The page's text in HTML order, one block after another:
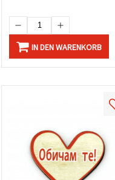
IN DEN WARENKORB